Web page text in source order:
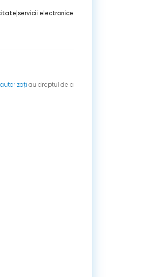
servicii electronice
autorizați au dreptul de a